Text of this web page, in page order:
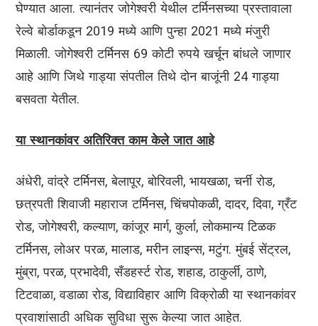
घेण्यात आला. त्यानंतर जोगेश्वरी येथील टर्मिनसच्या प्रस्तावाला
रेल्वे बोर्डाकडून 2019 मध्ये आणि पुन्हा 2021 मध्ये मंजुरी
मिळाली. जोगेश्वरी टर्मिनस 69 कोटी रुपये खर्चून बांधले जाणार
आहे आणि जिथे गाड्या संपतील तिथे दोन बाजूंनी 24 गाड्या
बसवता येतील.
या स्थानकांवर अतिरिक्त काम केले जात आहे
अंधेरी, वांद्रे टर्मिनस, बेलापूर, बोरिवली, भायखळा, चर्नी रोड,
छत्रपती शिवाजी महाराज टर्मिनस, चिंचपोकळी, दादर, दिवा, ग्रँट
रोड, जोगेश्वरी, कल्याण, कांजूर मार्ग, कुर्ला, लोकमान्य टिळक
टर्मिनस, लोअर परळ, मालाड, मरीन लाइन्स, मटुंग. मुंबई सेंट्रल,
मुंब्रा, परळ, प्रभादेवी, सँडहर्स्ट रोड, शहाड, ठाकुर्ली, ठाणे,
टिटवाळा, वडाळा रोड, विद्याविहार आणि विक्रोळी या स्थानकांवर
प्रवाशांसाठी अधिक सुविधा सुरू केल्या जात आहेत.